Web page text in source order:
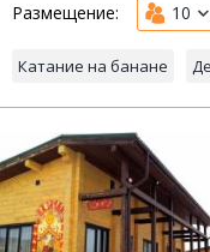
Размещение: 10
Катание на банане